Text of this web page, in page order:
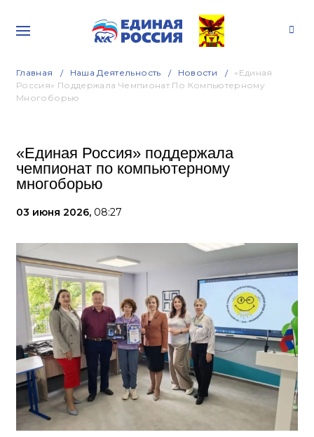
Главная Наша Деятельность Новости
«Единая
Россия» Поддержала Чемпионат По Компьютерному
Многоборью
«Единая Россия» поддержала
чемпионат по компьютерному
многоборью
03 июня 2026, 08:27